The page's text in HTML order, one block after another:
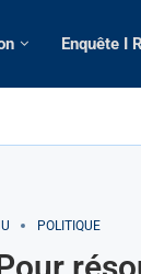
Enquête I
POLITIQUE